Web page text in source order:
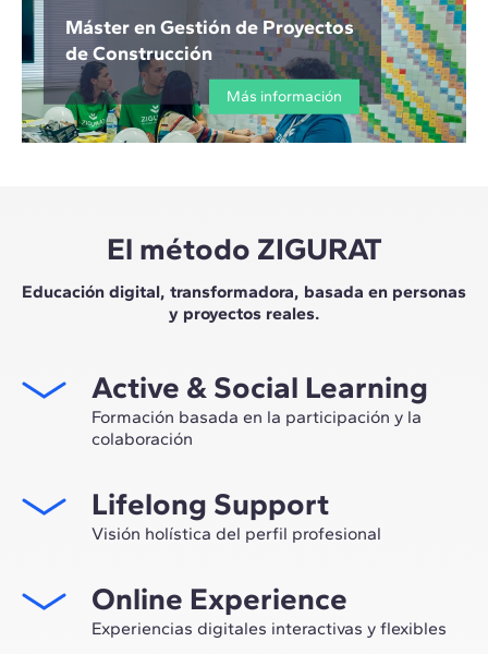
Máster en Gestión de Proyectos
de Construcción
Más información
El método ZIGURAT
Educación digital, transformadora, basada en personas
y proyectos reales.
Active & Social Learning
Formación basada en la participación y la
colaboración
network profesional, sino tener la ocasión única de
participar en grupos de trabajo seleccionados,
asesorados por el expertise de nuestros profesores,
construcción.
Lifelong Support
Visión holística del perfil profesional
Máster, te acompañamos para tener una visión crítica y
360º de tu futuro como experto en el sector.
Online Experience
Experiencias digitales interactivas y flexibles